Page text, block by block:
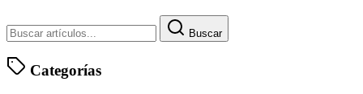
Buscar
Categorías